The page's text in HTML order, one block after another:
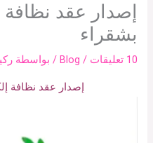
إصدار عقد نظافة
بشقراء
10 تعليقات /
Blog / بواسطة
إصدار عقد نظافة